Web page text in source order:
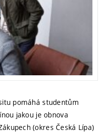
pomáhá studentům
jakou je obnova
(okres Česká Lípa)